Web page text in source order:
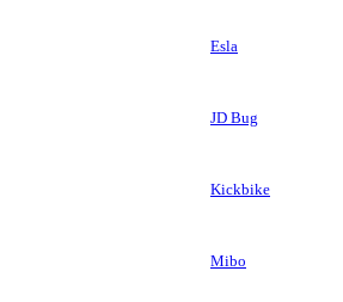
Esla
JD Bug
Kickbike
Mibo